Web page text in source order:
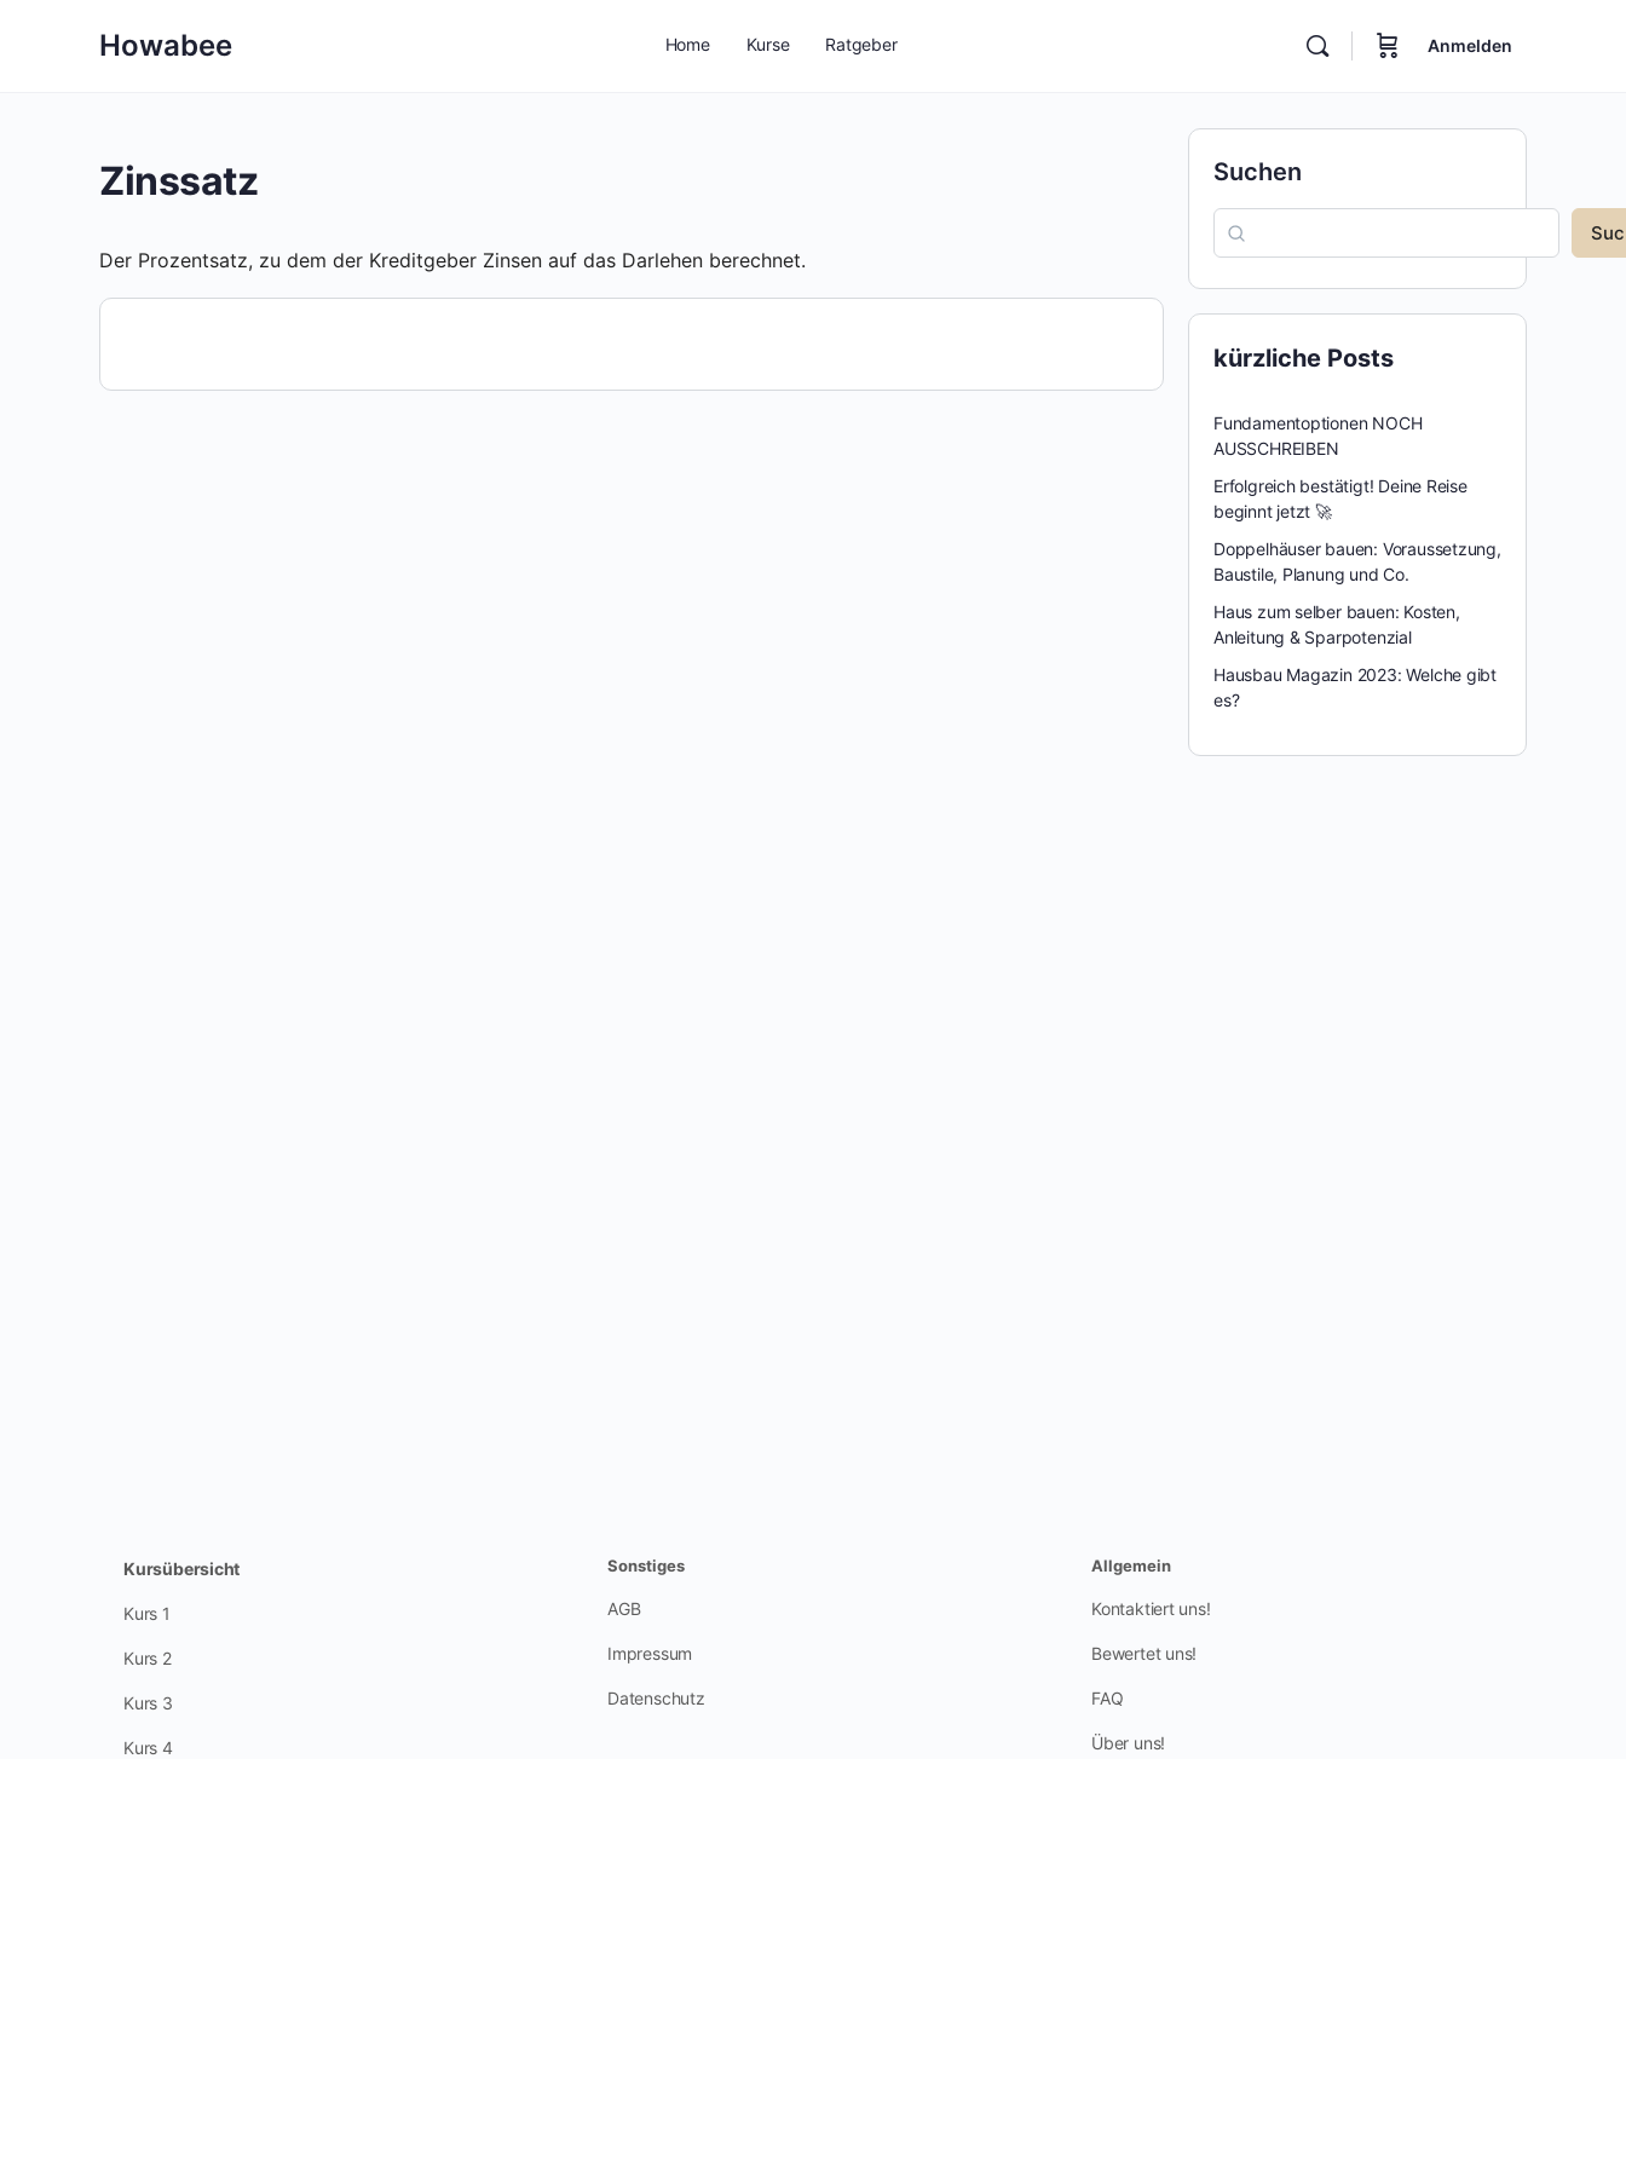
Howabee Home Kurse Ratgeber Anmelden
Zinssatz
Der Prozentsatz, zu dem der Kreditgeber Zinsen auf das Darlehen berechnet.
Suchen
kürzliche Posts
Fundamentoptionen NOCH
AUSSCHREIBEN
Erfolgreich bestätigt! Deine Reise
beginnt jetzt 🚀
Doppelhäuser bauen: Voraussetzung,
Baustile, Planung und Co.
Haus zum selber bauen: Kosten,
Anleitung & Sparpotenzial
Hausbau Magazin 2023: Welche gibt
es?
Kursübersicht
Kurs 1
Kurs 2
Kurs 3
Kurs 4
Sonstiges
AGB
Impressum
Datenschutz
Allgemein
Kontaktiert uns!
Bewertet uns!
FAQ
Über uns!